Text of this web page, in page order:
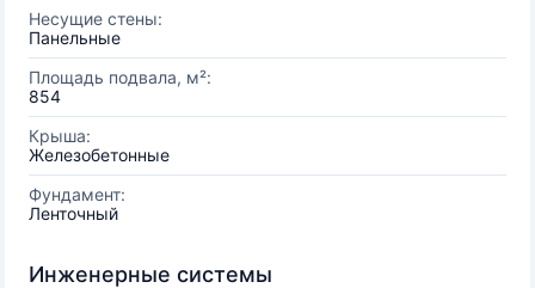
Несущие стены:
Панельные
Площадь подвала, м²:
854
Крыша:
Железобетонные
Фундамент:
Ленточный
Инженерные системы